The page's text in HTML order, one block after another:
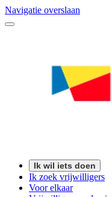
Navigatie overslaan
Ik wil iets doen
Ik zoek vrijwilligers
Voor elkaar